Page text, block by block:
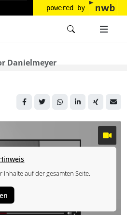
powered by
Danielmeyer
Inhalte auf der gesamten Seite.